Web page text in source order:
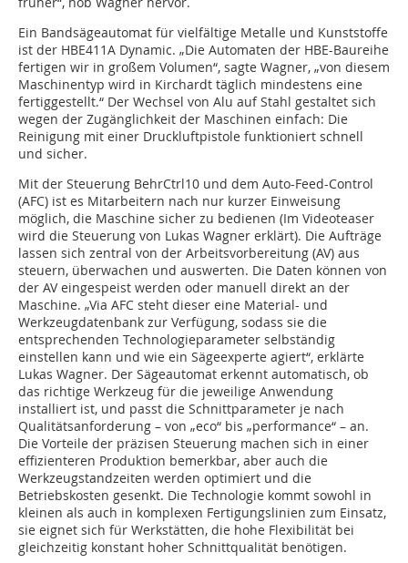
Ein Bandsägeautomat für vielfältige Metalle und Kunststoffe
ist der HBE411A Dynamic. „Die Automaten der HBE-Baureihe
fertigen wir in großem Volumen“, sagte Wagner, „von diesem
Maschinentyp wird in Kirchardt täglich mindestens eine
fertiggestellt.“ Der Wechsel von Alu auf Stahl gestaltet sich
wegen der Zugänglichkeit der Maschinen einfach: Die
Reinigung mit einer Druckluftpistole funktioniert schnell
und sicher.
Mit der Steuerung BehrCtrl10 und dem Auto-Feed-Control
(AFC) ist es Mitarbeitern nach nur kurzer Einweisung
möglich, die Maschine sicher zu bedienen (Im Videoteaser
wird die Steuerung von Lukas Wagner erklärt). Die Aufträge
lassen sich zentral von der Arbeitsvorbereitung (AV) aus
steuern, überwachen und auswerten. Die Daten können von
der AV eingespeist werden oder manuell direkt an der
Maschine. „Via AFC steht dieser eine Material- und
Werkzeugdatenbank zur Verfügung, sodass sie die
entsprechenden Technologieparameter selbständig
einstellen kann und wie ein Sägeexperte agiert“, erklärte
Lukas Wagner. Der Sägeautomat erkennt automatisch, ob
das richtige Werkzeug für die jeweilige Anwendung
installiert ist, und passt die Schnittparameter je nach
Qualitätsanforderung – von „eco“ bis „performance“ – an.
Die Vorteile der präzisen Steuerung machen sich in einer
effizienteren Produktion bemerkbar, aber auch die
Werkzeugstandzeiten werden optimiert und die
Betriebskosten gesenkt. Die Technologie kommt sowohl in
kleinen als auch in komplexen Fertigungslinien zum Einsatz,
sie eignet sich für Werkstätten, die hohe Flexibilität bei
gleichzeitig konstant hoher Schnittqualität benötigen.